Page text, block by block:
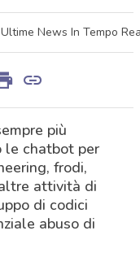
News In Tempo
più
le chatbot per
frodi,
attività di
di codici
abuso di